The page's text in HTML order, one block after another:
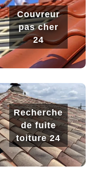
Couvreur
pas cher
24
Recherche
de fuite
toiture 24